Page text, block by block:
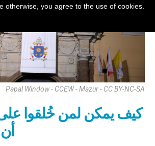
Papal Window - CCEW - Mazur - CC BY-NC-SA
كيف يمكن لمن خُلقوا
otherwise, you agree to the use of cookies.